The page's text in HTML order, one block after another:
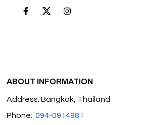
ABOUT INFORMATION
Address: Bangkok, Thailand
Phone: 094-0914981